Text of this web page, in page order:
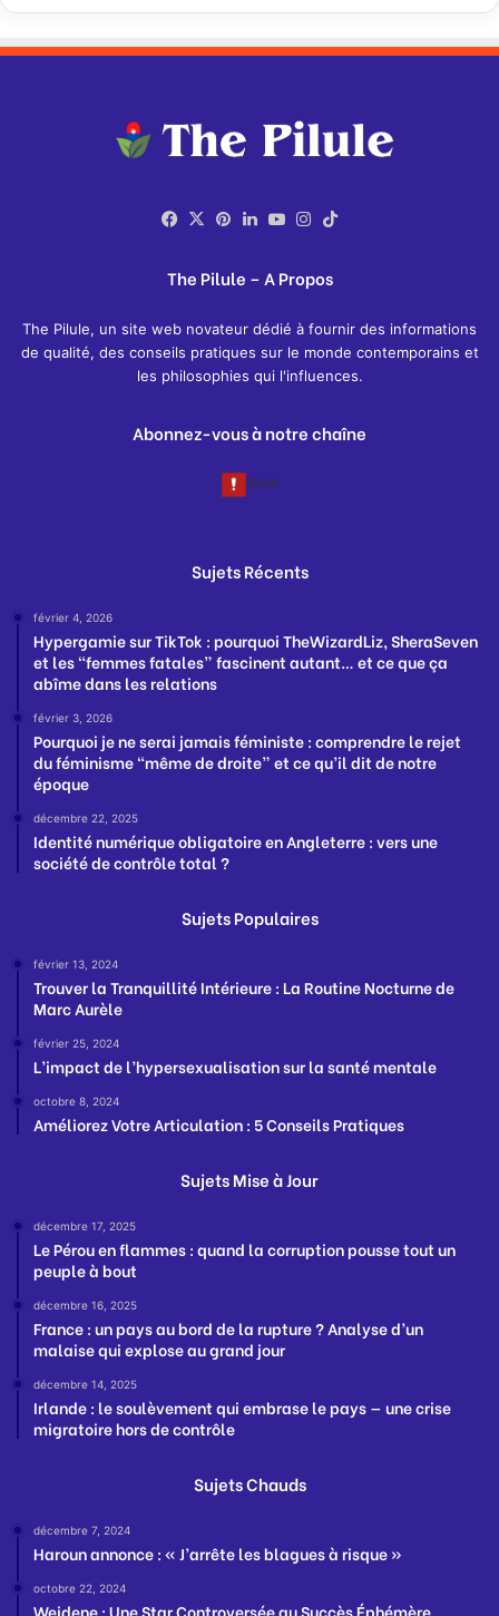
Facebook
X Pinterest
Linkedin
YouTubeInstagram
The Pilule – A Propos
The Pilule, un site web novateur dédié à fournir des informations
de qualité, des conseils pratiques sur le monde contemporains et
les philosophies qui l'influences.
Abonnez-vous à notre chaîne
Sujets Récents
février 4, 2026
Hypergamie sur TikTok : pourquoi TheWizardLiz, SheraSeven
et les “femmes fatales” fascinent autant… et ce que ça
abîme dans les relations
février 3, 2026
Pourquoi je ne serai jamais féministe : comprendre le rejet
du féminisme “même de droite” et ce qu’il dit de notre
époque
décembre 22, 2025
Identité numérique obligatoire en Angleterre : vers une
société de contrôle total ?
Sujets Populaires
février 13, 2024
Trouver la Tranquillité Intérieure : La Routine Nocturne de
Marc Aurèle
février 25, 2024
L’impact de l’hypersexualisation sur la santé mentale
octobre 8, 2024
Améliorez Votre Articulation : 5 Conseils Pratiques
Sujets Mise à Jour
décembre 17, 2025
Le Pérou en flammes : quand la corruption pousse tout un
peuple à bout
décembre 16, 2025
France : un pays au bord de la rupture ? Analyse d’un
malaise qui explose au grand jour
décembre 14, 2025
Irlande : le soulèvement qui embrase le pays — une crise
migratoire hors de contrôle
Sujets Chauds
décembre 7, 2024
Haroun annonce : « J’arrête les blagues à risque »
octobre 22, 2024
Wejdene : Une Star Controversée au Succès Éphémère